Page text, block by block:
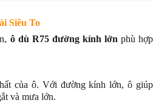
Siêu To
ô dù R75 đường kính lớn phù hợp
của ô. Với đường kính lớn, ô giúp
và mưa lớn.